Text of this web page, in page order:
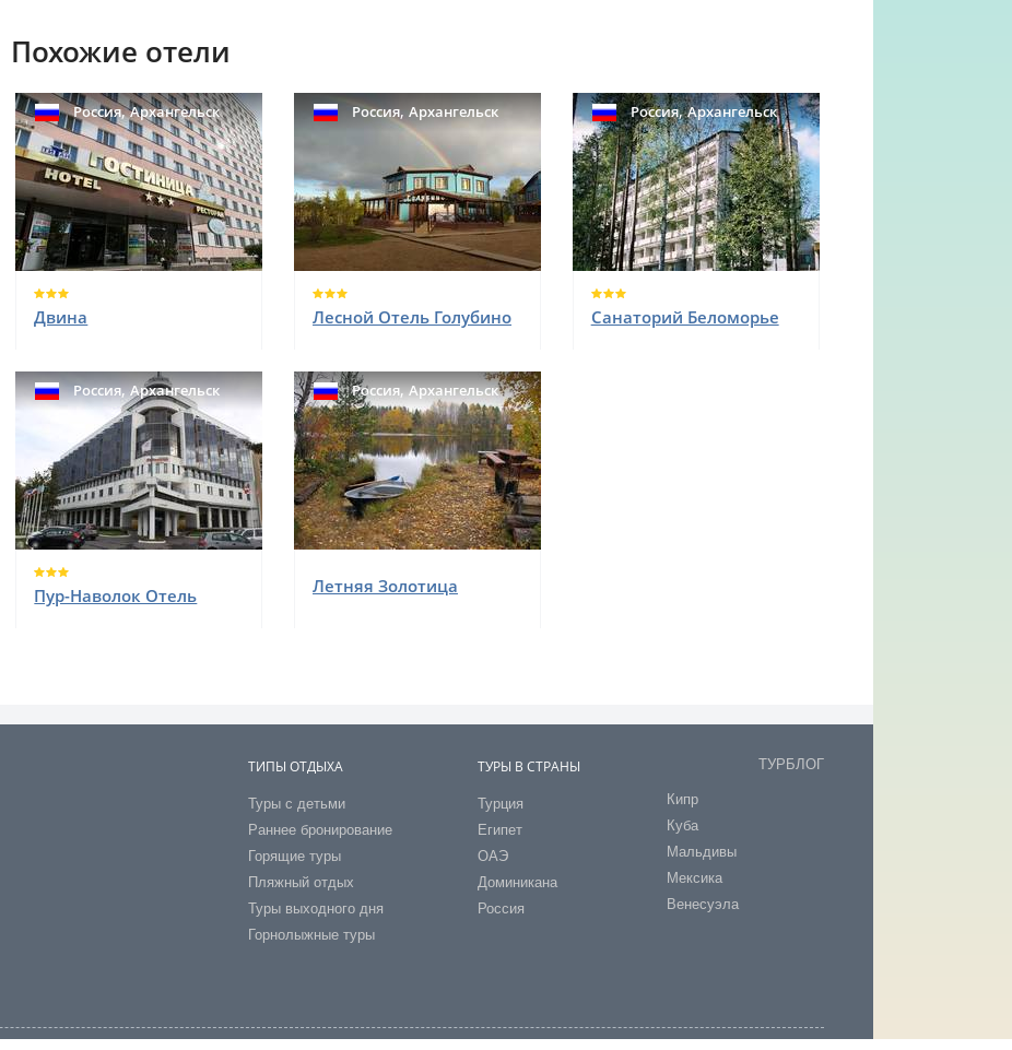
Похожие отели
Россия,Архангельск
Двина
Россия,Архангельск
Лесной Отель Голубино
Россия,Архангельск
Санаторий Беломорье
Россия,Архангельск
Пур-Наволок Отель
Россия,Архангельск
Летняя Золотица
ТИПЫ ОТДЫХА
Туры с детьми
Раннее бронирование
Горящие туры
Пляжный отдых
Туры выходного дня
Горнолыжные туры
ТУРЫ В СТРАНЫ
Турция
Египет
ОАЭ
Доминикана
Россия
ТУРБЛОГ
Кипр
Куба
Мальдивы
Мексика
Венесуэла